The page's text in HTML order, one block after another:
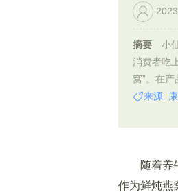
摘要
小
消费者吃
窝”。在产
来源:
随着养生
作为鲜炖燕